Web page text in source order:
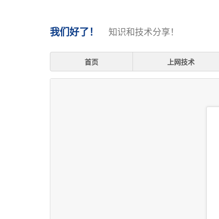
我们好了！ 知识和技术分享！
首页 上网技术